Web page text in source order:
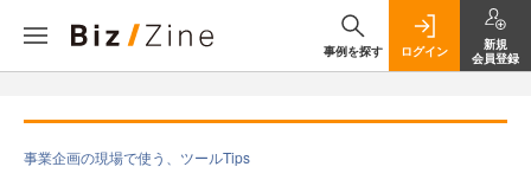
事例を探す ログイン
新規
会員登録
事業企画の現場で使う、ツールTips